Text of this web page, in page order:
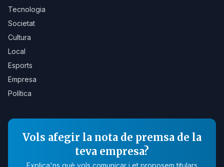
Tecnologia
Societat
Cultura
Local
Esports
Empresa
Política
Vols afegir la nota de premsa de la
teva empresa?
Explica'ns què vols comunicar i et proposem titulars